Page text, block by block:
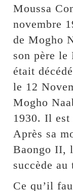
Moussa
novembre
de Mogho
son père le
était
le 12
Mogho
1930. Il est
Après sa
Baongo II,
succède au
Ce qu’il